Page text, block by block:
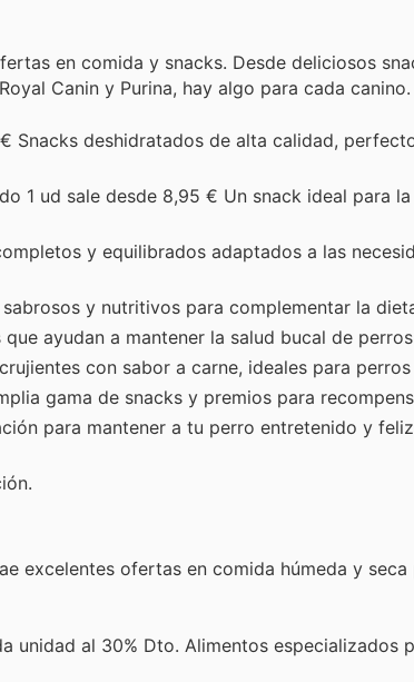
en comida y snacks. Desde deliciosos
Canin y Purina, hay algo para cada canino.
Snacks deshidratados de alta calidad,
1 ud sale desde 8,95 € Un snack ideal para
y equilibrados adaptados a las
sabrosos y nutritivos para complementar la
que ayudan a mantener la salud bucal de
con sabor a carne, ideales para
gama de snacks y premios para
para mantener a tu perro entretenido y
excelentes ofertas en comida húmeda y
unidad al 30% Dto. Alimentos especializados